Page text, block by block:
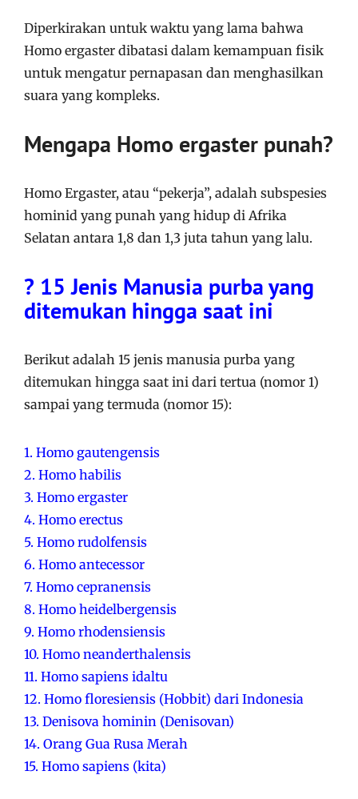
Diperkirakan untuk waktu yang lama bahwa
Homo ergaster dibatasi dalam kemampuan fisik
untuk mengatur pernapasan dan menghasilkan
suara yang kompleks.
Mengapa Homo ergaster punah?
Homo Ergaster, atau “pekerja”, adalah subspesies
hominid yang punah yang hidup di Afrika
Selatan antara 1,8 dan 1,3 juta tahun yang lalu.
? 15 Jenis Manusia purba yang
ditemukan hingga saat ini
Berikut adalah 15 jenis manusia purba yang
ditemukan hingga saat ini dari tertua (nomor 1)
sampai yang termuda (nomor 15):
1. Homo gautengensis
2. Homo habilis
3. Homo ergaster
4. Homo erectus
5. Homo rudolfensis
6. Homo antecessor
7. Homo cepranensis
8. Homo heidelbergensis
9. Homo rhodensiensis
10. Homo neanderthalensis
11. Homo sapiens idaltu
12. Homo floresiensis (Hobbit) dari Indonesia
13. Denisova hominin (Denisovan)
14. Orang Gua Rusa Merah
15. Homo sapiens (kita)